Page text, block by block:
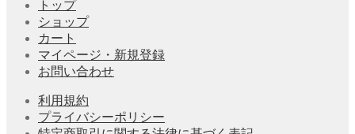
トップ
ショップ
カート
マイページ・新規登録
お問い合わせ
利用規約
プライバシーポリシー